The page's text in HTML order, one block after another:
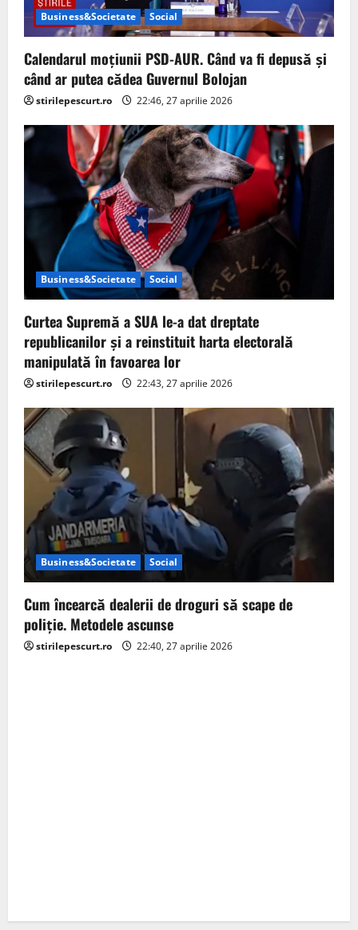
o
n
Business&Societate Social
Calendarul moțiunii PSD-AUR. Când va fi depusă și
când ar putea cădea Guvernul Bolojan
stirilepescurt.ro 22:46, 27 aprilie 2026
Business&Societate Social
Curtea Supremă a SUA le-a dat dreptate
republicanilor și a reinstituit harta electorală
manipulată în favoarea lor
stirilepescurt.ro 22:43, 27 aprilie 2026
Business&Societate Social
Cum încearcă dealerii de droguri să scape de
poliție. Metodele ascunse
stirilepescurt.ro 22:40, 27 aprilie 2026